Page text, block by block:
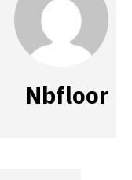
Nbfloor